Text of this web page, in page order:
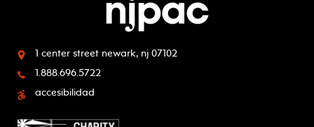
1 center street newark, nj 07102
1.888.696.5722
accesibilidad